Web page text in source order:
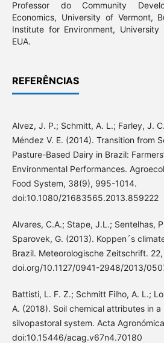
Professor do Community
Economics, University of Vermont,
Institute for Environment, University
EUA.
REFERÊNCIAS
Alvez, J. P.; Schmitt, A. L.; Farley, J.
Méndez V. E. (2014). Transition from
Pasture-Based Dairy in Brazil:
Environmental Performances.
Food System, 38(9), 995-1014.
doi:10.1080/21683565.2013.859222
Alvares, C.A.; Stape, J.L.; Sentelhas,
Sparovek, G. (2013). Koppen´s
Brazil. Meteorologische Zeitschrift.
doi.org/10.1127/0941-2948/2013/
Battisti, L. F. Z.; Schmitt Filho, A. L.;
A. (2018). Soil chemical attributes in
silvopastoral system. Acta
doi:10.15446/acag.v67n4.70180